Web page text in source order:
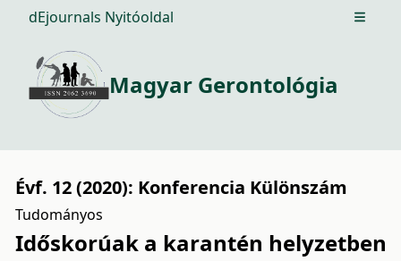
dEjournals Nyitóoldal Open
Magyar Gerontológia
Évf. 12 (2020): Konferencia Különszám
Tudományos
Időskorúak a karantén helyzetben